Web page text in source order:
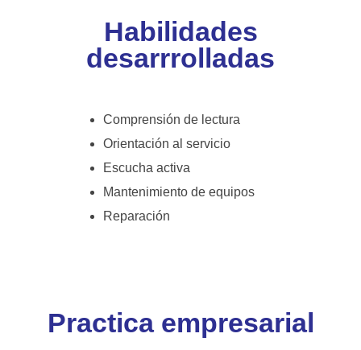
Habilidades
desarrrolladas
Comprensión de lectura
Orientación al servicio
Escucha activa
Mantenimiento de equipos
Reparación
Practica empresarial